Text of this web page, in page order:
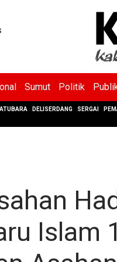
Sumut Politik
DELISERDANG SERGAI
Islam